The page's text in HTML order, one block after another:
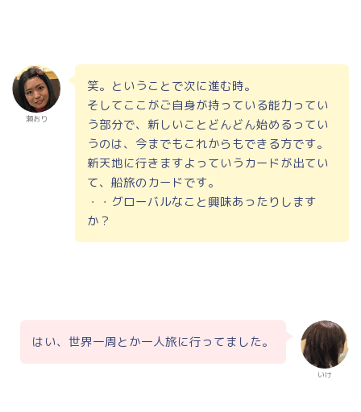
瀬おり
笑。ということで次に進む時。
そしてここがご自身が持っている能力ってい
う部分で、新しいことどんどん始めるってい
うのは、今までもこれからもできる方です。
新天地に行きますよっていうカードが出てい
て、船旅のカードです。
・・グローバルなこと興味あったりします
か？
いけ
はい、世界一周とか一人旅に行ってました。